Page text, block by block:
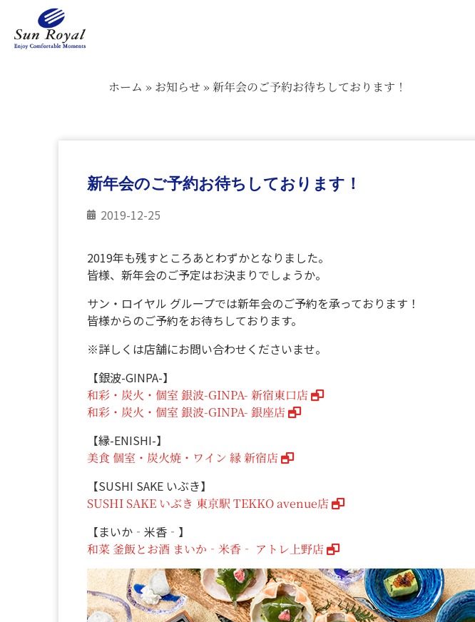
ホーム » お知らせ »新年会のご予約お待ちしております！
新年会のご予約お待ちしております！
2019-12-25
2019年も残すところあとわずかとなりました。
皆様、新年会のご予定はお決まりでしょうか。
サン・ロイヤル グループでは新年会のご予約を承っております！
皆様からのご予約をお待ちしております。
※詳しくは店舗にお問い合わせくださいませ。
【銀波-GINPA-】
和彩・炭火・個室 銀波-GINPA- 新宿東口店
和彩・炭火・個室 銀波-GINPA- 銀座店
【縁-ENISHI-】
美食 個室・炭火焼・ワイン 縁 新宿店
【SUSHI SAKE いぶき】
SUSHI SAKE いぶき 東京駅 TEKKO avenue店
【まいか‐米香‐】
和菜 釜飯とお酒 まいか‐米香‐ アトレ上野店